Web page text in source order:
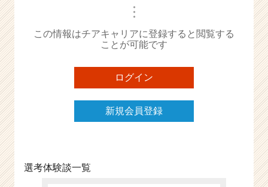
ら
ス
ト
が
届
く
・・・
この情報はチアキャリアに登録すると閲覧する
ことが可能です
ログイン
新規会員登録
選考体験談一覧